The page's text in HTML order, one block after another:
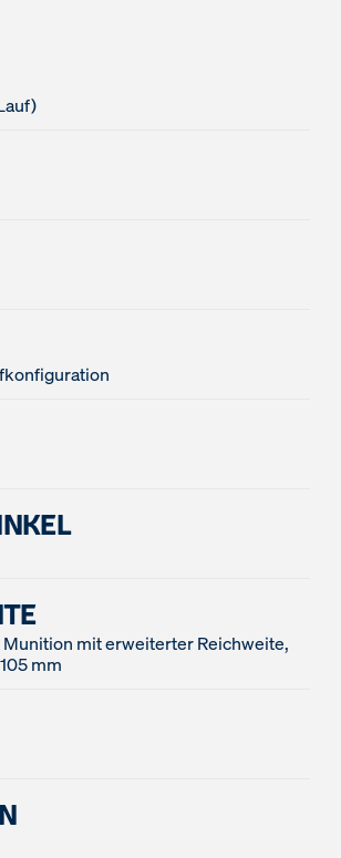
Munition mit erweiterter Reichweite,
mm